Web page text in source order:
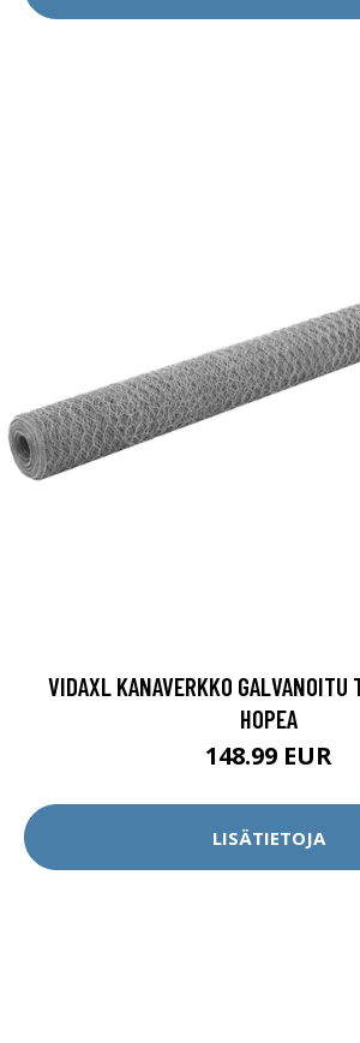
VIDAXL KANAVERKKO GALVANOITU
HOPEA
148.99 EUR
LISÄTIETOJA